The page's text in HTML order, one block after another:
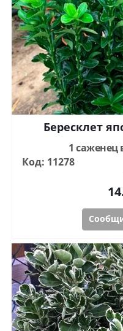
Бересклет
1 саженец
Код: 11278